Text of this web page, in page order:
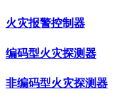
火灾报警控制器
编码型火灾探测器
非编码型火灾探测器